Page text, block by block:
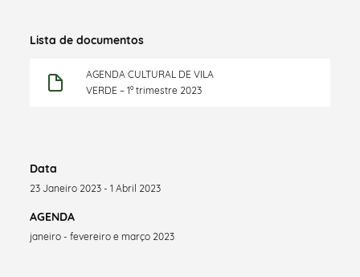
Lista de documentos
AGENDA CULTURAL DE VILA
VERDE – 1º trimestre 2023
Data
23 Janeiro 2023 - 1 Abril 2023
AGENDA
janeiro - fevereiro e março 2023